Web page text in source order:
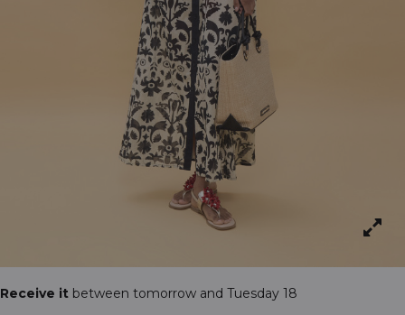
Receive it between tomorrow and Tuesday 18